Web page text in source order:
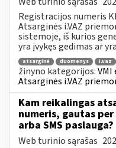
Registracijos numeris
Atsarginės i.VAZ
sistemoje, iš kurios
yra įvykęs gedimas ar
atsarginė duomenys i.vaz
žinyno kategorijos:VMI
Atsarginės i.VAZ
Kam reikalingas
numeris, gautas
arba SMS paslauga?
Web turinio sąrašas